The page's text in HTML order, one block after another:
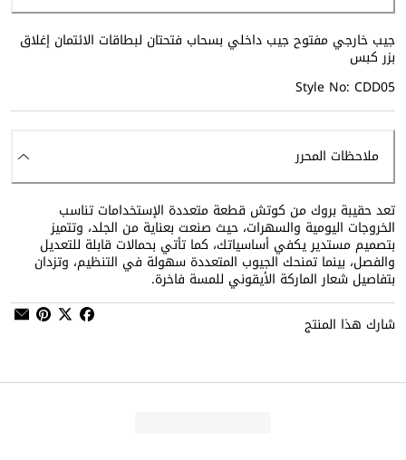
جيب خارجي مفتوح جيب داخلي بسحاب فتحتان لبطاقات الائتمان إغلاق
بزر كبس
Style No: CDD05
ملاحظات المحرر
تعد حقيبة بروك من كوتش قطعة متعددة الإستخدامات تناسب
الخروجات اليومية والسهرات، حيث صنعت بعناية من الجلد، وتتميز
بتصميم مستدير يكفي أساسياتك، كما تأتي بحمالات قابلة للتعديل
والفصل، بينما تمنحك الجيوب المتعددة سهولة في التنظيم، وتزدان
بتفاصيل شعار الماركة الأيقوني للمسة فاخرة.
شارك هذا المنتج